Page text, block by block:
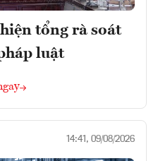
tổng rà soát
luật
14:41, 09/08/2026